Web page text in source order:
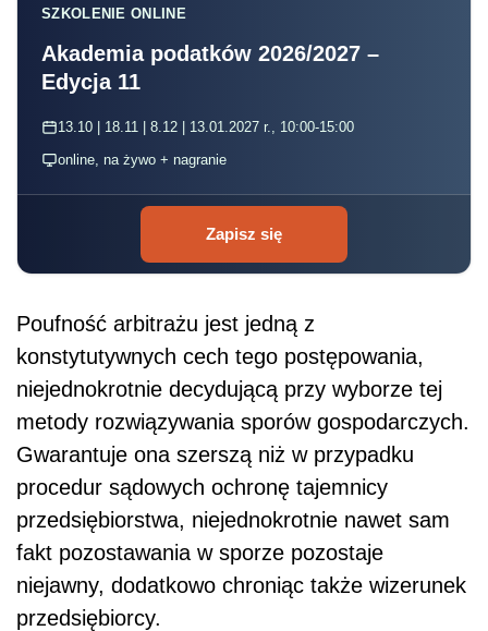
SZKOLENIE ONLINE
Akademia podatków 2026/2027 –
Edycja 11
13.10 | 18.11 | 8.12 | 13.01.2027 r., 10:00-15:00
online, na żywo + nagranie
Zapisz się
Poufność arbitrażu jest jedną z
konstytutywnych cech tego postępowania,
niejednokrotnie decydującą przy wyborze tej
metody rozwiązywania sporów gospodarczych.
Gwarantuje ona szerszą niż w przypadku
procedur sądowych ochronę tajemnicy
przedsiębiorstwa, niejednokrotnie nawet sam
fakt pozostawania w sporze pozostaje
niejawny, dodatkowo chroniąc także wizerunek
przedsiębiorcy.